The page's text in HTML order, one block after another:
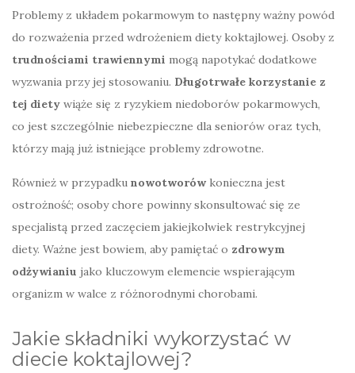
Problemy z układem pokarmowym to następny ważny powód
do rozważenia przed wdrożeniem diety koktajlowej. Osoby z
trudnościami trawiennymi mogą napotykać dodatkowe
wyzwania przy jej stosowaniu. Długotrwałe korzystanie z
tej diety wiąże się z ryzykiem niedoborów pokarmowych,
co jest szczególnie niebezpieczne dla seniorów oraz tych,
którzy mają już istniejące problemy zdrowotne.
Również w przypadku nowotworów konieczna jest
ostrożność; osoby chore powinny skonsultować się ze
specjalistą przed zaczęciem jakiejkolwiek restrykcyjnej
diety. Ważne jest bowiem, aby pamiętać o zdrowym
odżywianiu jako kluczowym elemencie wspierającym
organizm w walce z różnorodnymi chorobami.
Jakie składniki wykorzystać w
diecie koktajlowej?